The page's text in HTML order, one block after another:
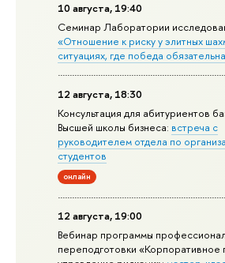
10 августа, 19:40
Семинар Лаборатории
«Отношение к риску у элитных
ситуациях, где победа
12 августа, 18:30
Консультация для абитуриентов
Высшей школы бизнеса: встреча с
руководителем отдела по
студентов
онлайн
12 августа, 19:00
Вебинар программы
переподготовки «Корпоративное